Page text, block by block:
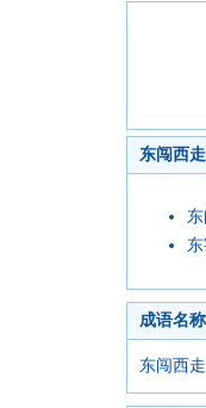
东闯西
成语名称
东闯西走